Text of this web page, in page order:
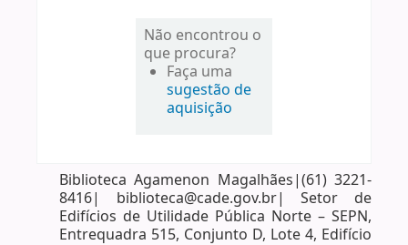
Não encontrou o
que procura?
Faça uma
sugestão de
aquisição
Biblioteca Agamenon Magalhães|(61) 3221-
8416| biblioteca@cade.gov.br| Setor de
Edifícios de Utilidade Pública Norte – SEPN,
Entrequadra 515, Conjunto D, Lote 4, Edifício